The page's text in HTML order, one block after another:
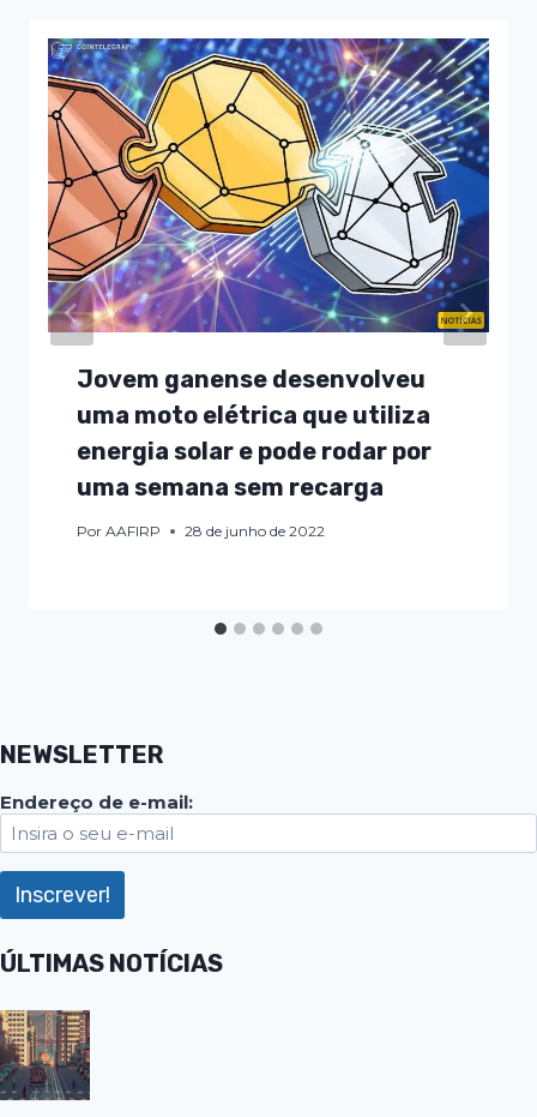
Jovem ganense desenvolveu
uma moto elétrica que utiliza
energia solar e pode rodar por
uma semana sem recarga
Por AAFIRP 28 de junho de 2022
NEWSLETTER
Endereço de e-mail:
ÚLTIMAS NOTÍCIAS